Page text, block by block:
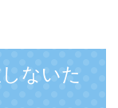
ないた